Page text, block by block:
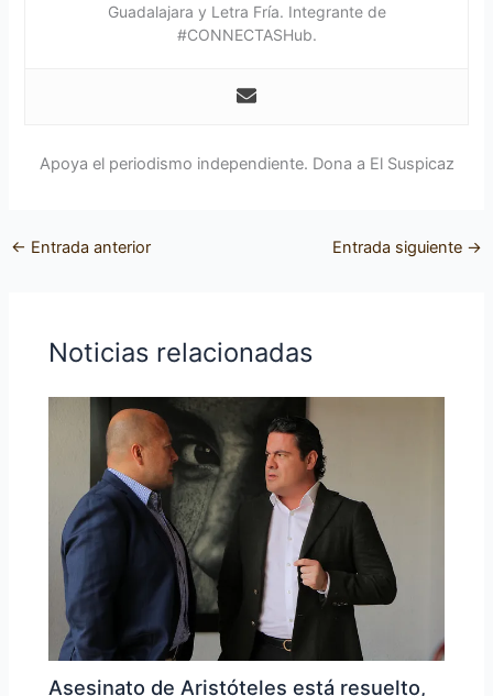
Guadalajara y Letra Fría. Integrante de
#CONNECTASHub.
Apoya el periodismo independiente. Dona a El Suspicaz
← Entrada anterior Entrada siguiente →
Noticias relacionadas
Asesinato de Aristóteles está resuelto,